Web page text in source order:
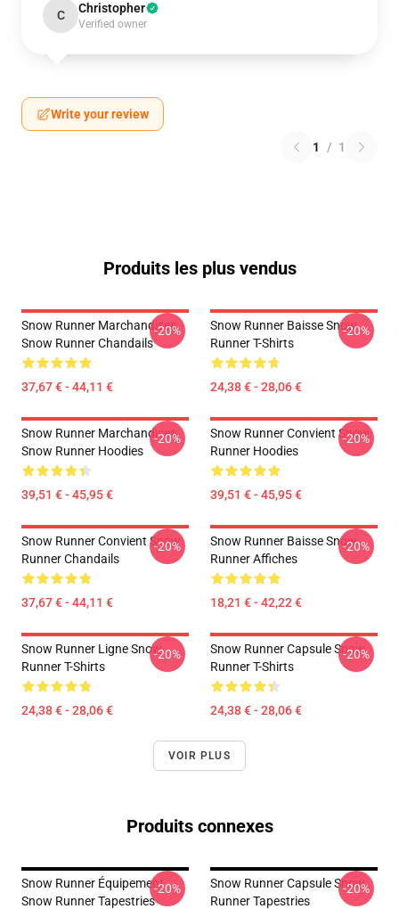
C Christopher
Verified owner
Write your review
1 / 1
Produits les plus vendus
Snow Runner Marchandises
Snow Runner Chandails
37,67 € - 44,11 €
-20%
Snow Runner Baisse Snow
Runner T-Shirts
24,38 € - 28,06 €
-20%
Snow Runner Marchandises
Snow Runner Hoodies
39,51 € - 45,95 €
-20%
Snow Runner Convient Snow
Runner Hoodies
39,51 € - 45,95 €
-20%
Snow Runner Convient Snow
Runner Chandails
37,67 € - 44,11 €
-20%
Snow Runner Baisse Snow
Runner Affiches
18,21 € - 42,22 €
-20%
Snow Runner Ligne Snow
Runner T-Shirts
24,38 € - 28,06 €
-20%
Snow Runner Capsule Snow
Runner T-Shirts
24,38 € - 28,06 €
-20%
VOIR PLUS
Produits connexes
Snow Runner Équipement
Snow Runner Tapestries
-20%
Snow Runner Capsule Snow
Runner Tapestries
-20%